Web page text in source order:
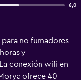
6,0
no fumadores
y
conexión wifi en
ofrece 40